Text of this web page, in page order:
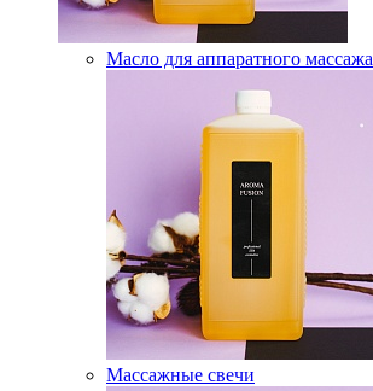
Масло для аппаратного массажа
Массажные свечи